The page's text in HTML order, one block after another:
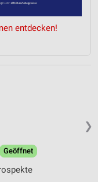
entdecken!
❯
Geöffnet